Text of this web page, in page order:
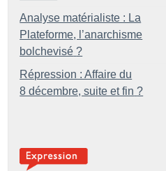
Analyse matérialiste : La
Plateforme, l’anarchisme
bolchevisé ?
Répression : Affaire du
8 décembre, suite et fin ?